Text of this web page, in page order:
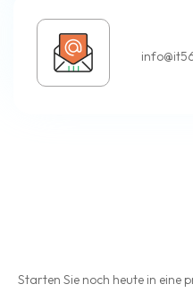
Starten Sie noch heute in eine